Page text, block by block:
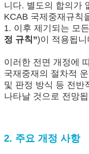
니다. 별도의 합의가
KCAB 국제중재규칙
1. 이후 제기되는 모
정 규칙”)이 적용됩니
이러한 전면 개정에
국재중재의 절차적
및 판정 방식 등 전반
나타날 것으로 전망
2. 주요 개정 사항